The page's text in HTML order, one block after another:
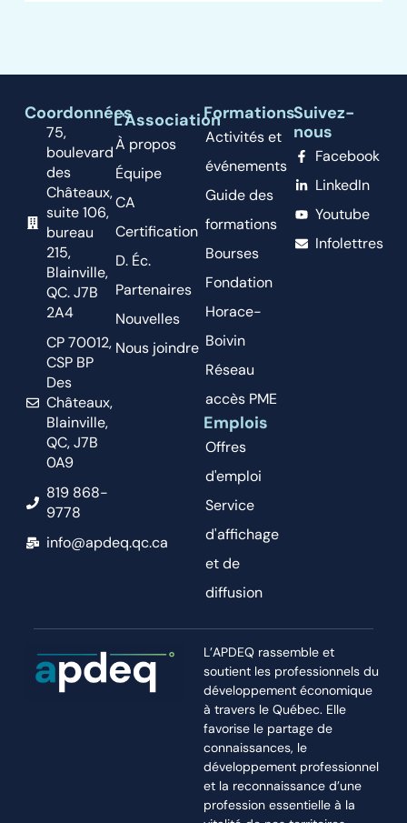
Coordonnées
75,
boulevard
des
Châteaux,
suite 106,
bureau
215,
Blainville,
QC. J7B
2A4
CP 70012,
CSP BP
Des
Châteaux,
Blainville,
QC, J7B
0A9
819 868-
9778
info@apdeq.qc.ca
L'Association
À propos
Équipe
CA
Certification
D. Éc.
Partenaires
Nouvelles
Nous joindre
Formations
Activités et
événements
Guide des
formations
Bourses
Fondation
Horace-
Boivin
Réseau
accès PME
Emplois
Offres
d'emploi
Service
d'affichage
et de
diffusion
Suivez-
nous
Facebook
LinkedIn
Youtube
Infolettres
L’APDEQ rassemble et
soutient les professionnels du
développement économique
à travers le Québec. Elle
favorise le partage de
connaissances, le
développement professionnel
et la reconnaissance d’une
profession essentielle à la